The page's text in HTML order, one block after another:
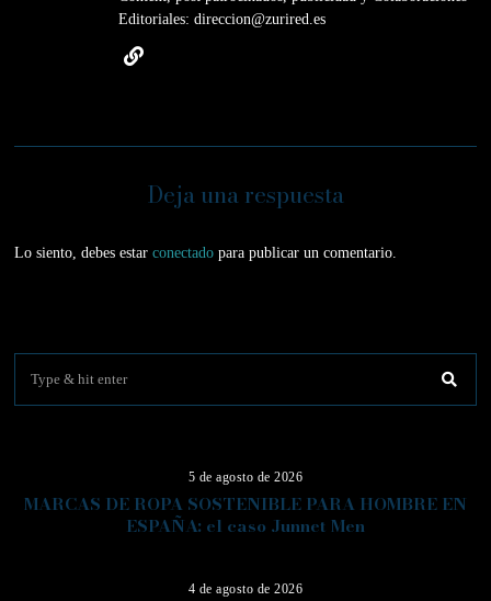
Editoriales: direccion@zurired.es
Deja una respuesta
Lo siento, debes estarconectado para publicar un comentario.
5 de agosto de 2026
MARCAS DE ROPA SOSTENIBLE PARA HOMBRE EN
ESPAÑA: el caso Junnet Men
4 de agosto de 2026